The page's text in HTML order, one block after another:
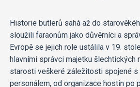
Historie butlerů sahá až do
sloužili faraonům jako důvěrníci a
Evropě se jejich role ustálila v 19.
hlavními správci majetku šlechtických
starosti veškeré záležitosti spojené s
personálem, od organizace hostin po